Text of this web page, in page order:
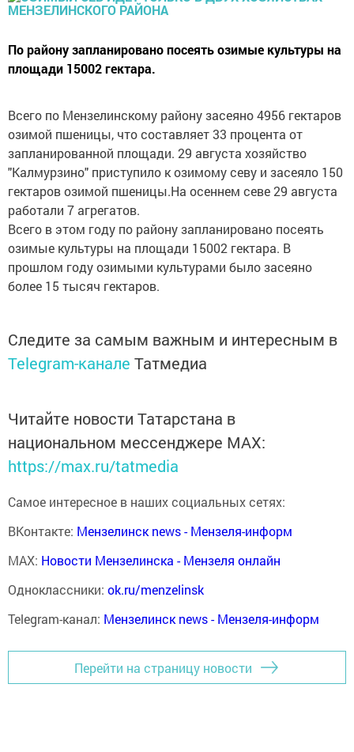
По району запланировано посеять озимые культуры на
площади 15002 гектара.
Всего по Мензелинскому району засеяно 4956 гектаров
озимой пшеницы, что составляет 33 процента от
запланированной площади. 29 августа хозяйство
"Калмурзино" приступило к озимому севу и засеяло 150
гектаров озимой пшеницы.На осеннем севе 29 августа
работали 7 агрегатов.
Всего в этом году по району запланировано посеять
озимые культуры на площади 15002 гектара. В
прошлом году озимыми культурами было засеяно
более 15 тысяч гектаров.
Следите за самым важным и интересным в
Telegram-канале Татмедиа
Читайте новости Татарстана в
национальном мессенджере MАХ:
https://max.ru/tatmedia
Самое интересное в наших социальных сетях:
ВКонтакте: Мензелинск news - Мензеля-информ
MAX: Новости Мензелинска - Мензеля онлайн
Одноклассники: ok.ru/menzelinsk
Telegram-канал: Мензелинск news - Мензеля-информ
Перейти на страницу новости